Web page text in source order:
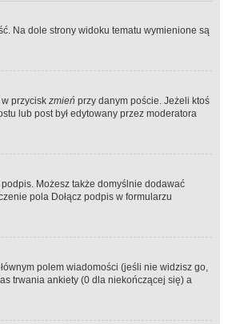
Na dole strony widoku tematu wymienione są
przycisk zmień przy danym poście. Jeżeli ktoś
lub post był edytowany przez moderatora
Możesz także domyślnie dodawać
pola Dołącz podpis w formularzu
polem wiadomości (jeśli nie widzisz go,
trwania ankiety (0 dla niekończącej się) a